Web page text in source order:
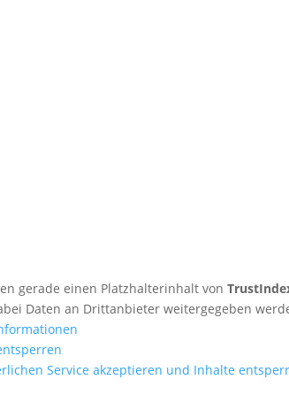
gerade einen Platzhalterinhalt von
Daten an Drittanbieter weitergegeben
Service akzeptieren und Inhalte